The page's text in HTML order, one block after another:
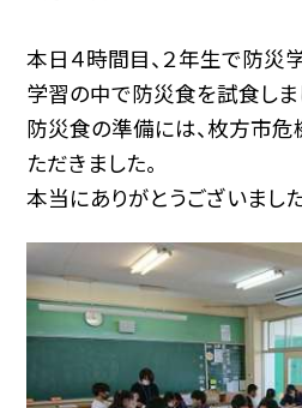
本日４時間目、２年生で防災
学習の中で防災食を試食しま
防災食の準備には、枚方市
ただきました。
本当にありがとうございました